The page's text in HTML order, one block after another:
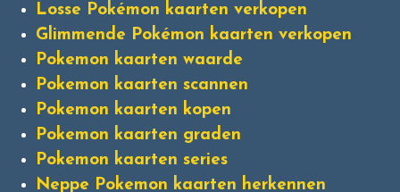
Losse Pokémon kaarten verkopen
Glimmende Pokémon kaarten verkopen
Pokemon kaarten waarde
Pokemon kaarten scannen
Pokemon kaarten kopen
Pokemon kaarten graden
Pokemon kaarten series
Neppe Pokemon kaarten herkennen